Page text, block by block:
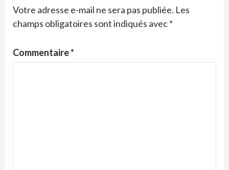
Votre adresse e-mail ne sera pas publiée. Les
champs obligatoires sont indiqués avec*
Commentaire*